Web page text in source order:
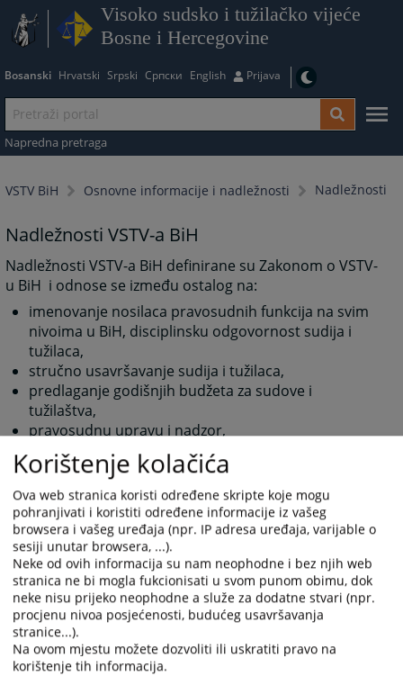
Visoko sudsko i tužilačko vijeće
Bosne i Hercegovine
Bosanski Hrvatski Srpski Српски English Prijava
Napredna pretraga
VSTV BiH Osnovne informacije i nadležnosti Nadležnosti
Nadležnosti VSTV-a BiH
Nadležnosti VSTV-a BiH definirane su Zakonom o VSTV-
u BiH i odnose se između ostalog na:
imenovanje nosilaca pravosudnih funkcija na svim
nivoima u BiH, disciplinsku odgovornost sudija i
tužilaca,
stručno usavršavanje sudija i tužilaca,
predlaganje godišnjih budžeta za sudove i
tužilaštva,
pravosudnu upravu i nadzor,
koordinaciju i nadzor nad korištenjem
informacijske tehnologije u sudovima i tužilaštvima,
davanje mišljenja o nacrtima zakona, propisa i
važnim pitanjima koja mogu uticati na pravosuđe, i
pokretanje postupka usvajanja zakona i drugih
propisa u oblastima značajnim za pravosuđe.
10496PREGLEDA
Korištenje kolačića
Ova web stranica koristi određene skripte koje mogu
pohranjivati i koristiti određene informacije iz vašeg
browsera i vašeg uređaja (npr. IP adresa uređaja, varijable o
sesiji unutar browsera, ...).
Neke od ovih informacija su nam neophodne i bez njih web
stranica ne bi mogla fukcionisati u svom punom obimu, dok
neke nisu prijeko neophodne a služe za dodatne stvari (npr.
procjenu nivoa posjećenosti, budućeg usavršavanja
stranice...).
Na ovom mjestu možete dozvoliti ili uskratiti pravo na
korištenje tih informacija.